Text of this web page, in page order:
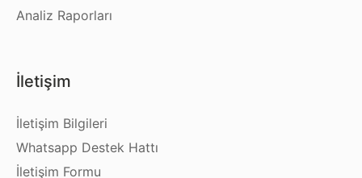
Analiz Raporları
İletişim
İletişim Bilgileri
Whatsapp Destek Hattı
İletişim Formu